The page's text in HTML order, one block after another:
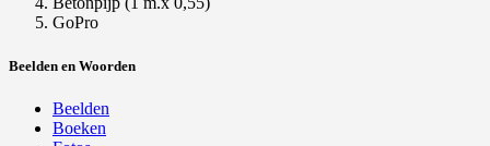
GoPro
Beelden en Woorden
Beelden
Boeken